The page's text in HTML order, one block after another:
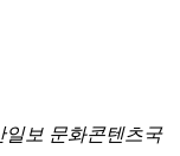
일보 문화콘텐츠국